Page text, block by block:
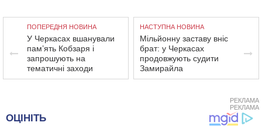
ПОПЕРЕДНЯ НОВИНА
У Черкасах вшанували
пам’ять Кобзаря і
запрошують на
тематичні заходи
НАСТУПНА НОВИНА
Мільйонну заставу вніс
брат: у Черкасах
продовжують судити
Замирайла
РЕКЛАМА
РЕКЛАМА